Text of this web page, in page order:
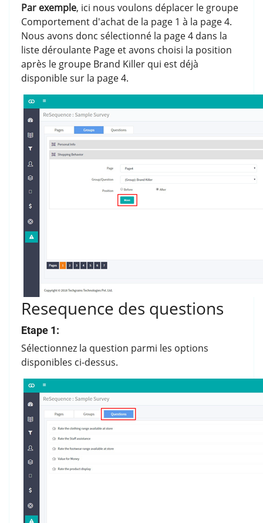
Par exemple, ici nous voulons déplacer le groupe
Comportement d'achat de la page 1 à la page 4.
Nous avons donc sélectionné la page 4 dans la
liste déroulante Page et avons choisi la position
après le groupe Brand Killer qui est déjà
disponible sur la page 4.
Resequence des questions
Etape 1:
Sélectionnez la question parmi les options
disponibles ci-dessus.